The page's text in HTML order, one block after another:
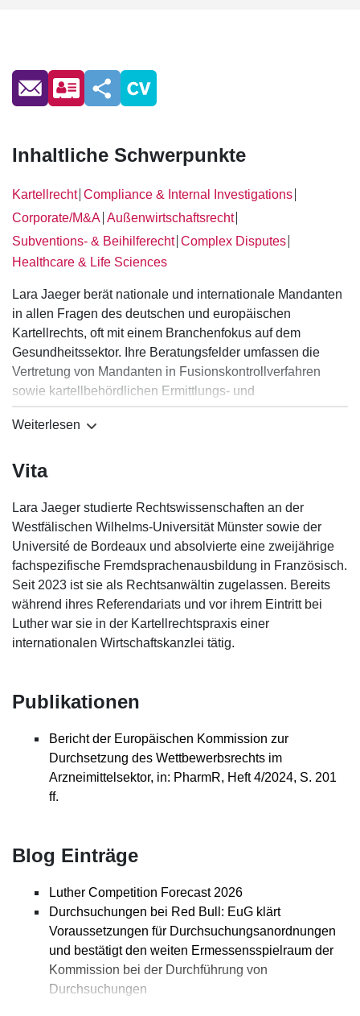
Inhaltliche Schwerpunkte
Kartellrecht│ Compliance & Internal Investigations
Corporate/M&A Außenwirtschaftsrecht│
Subventions- & Beihilferecht│ Complex Disputes
Healthcare & Life Sciences
Lara Jaeger berät nationale und internationale Mandanten
in allen Fragen des deutschen und europäischen
Kartellrechts, oft mit einem Branchenfokus auf dem
Gesundheitssektor. Ihre Beratungsfelder umfassen die
Vertretung von Mandanten in Fusionskontrollverfahren
sowie kartellbehördlichen Ermittlungs- und
Bußgeldverfahren. Außerdem berät sie bei der
Strukturierung von Kooperationen zwischen
Liefervereinbarungen. Lara Jaeger unterstützt Mandanten
deutschen Außenwirtschaftsrecht (FDI) sowie bei Fragen
des EU-Beihilferechts (insb.FSR).
Weiterlesen
Vita
Lara Jaeger studierte Rechtswissenschaften an der
Westfälischen Wilhelms-Universität Münster sowie der
Université de Bordeaux und absolvierte eine zweijährige
fachspezifische Fremdsprachenausbildung in Französisch.
Seit 2023 ist sie als Rechtsanwältin zugelassen. Bereits
während ihres Referendariats und vor ihrem Eintritt bei
Luther war sie in der Kartellrechtspraxis einer
internationalen Wirtschaftskanzlei tätig.
Publikationen
Bericht der Europäischen Kommission zur
Durchsetzung des Wettbewerbsrechts im
Arzneimittelsektor, in: PharmR, Heft 4/2024, S. 201
ff.
Blog Einträge
Luther Competition Forecast 2026
Durchsuchungen bei Red Bull: EuG klärt
Voraussetzungen für Durchsuchungsanordnungen
und bestätigt den weiten Ermessensspielraum der
Kommission bei der Durchführung von
Durchsuchungen